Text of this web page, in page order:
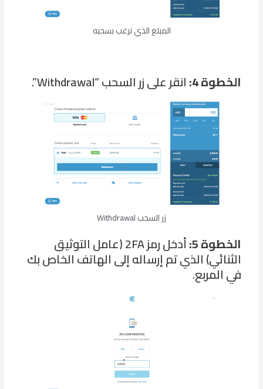
المبلغ الذي ترغب بسحبه
الخطوة 4: انقر على زر السحب “Withdrawal”.
زر السحب Withdrawal
الخطوة 5: أدخل رمز 2FA (عامل التوثيق
الثنائي) الذي تم إرساله إلى الهاتف الخاص بك
في المربع.